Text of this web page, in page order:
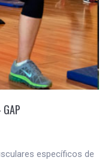
GAP
específicos de